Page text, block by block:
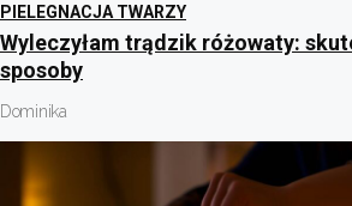
PIELEGNACJA TWARZY
Wyleczyłam trądzik różowaty:
sposoby
Dominika